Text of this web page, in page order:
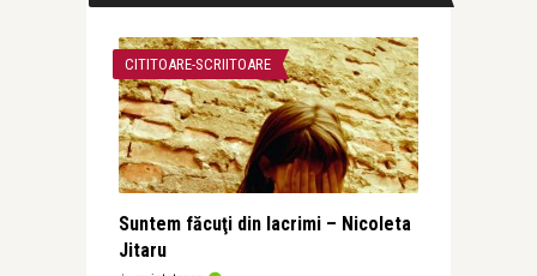
CITITOARE-SCRIITOARE
Suntem făcuţi din lacrimi – Nicoleta
Jitaru